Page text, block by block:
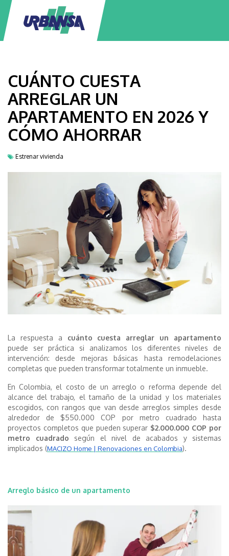
CUÁNTO CUESTA
ARREGLAR UN
APARTAMENTO EN 2026 Y
CÓMO AHORRAR
Estrenar vivienda
La respuesta a cuánto cuesta arreglar un apartamento
puede ser práctica si analizamos los diferentes niveles de
intervención: desde mejoras básicas hasta remodelaciones
completas que pueden transformar totalmente un inmueble.
En Colombia, el costo de un arreglo o reforma depende del
alcance del trabajo, el tamaño de la unidad y los materiales
escogidos, con rangos que van desde arreglos simples desde
alrededor de $550.000 COP por metro cuadrado hasta
proyectos completos que pueden superar $2.000.000 COP por
metro cuadrado según el nivel de acabados y sistemas
implicados (MACIZO Home | Renovaciones en Colombia).
Arreglo básico de un apartamento